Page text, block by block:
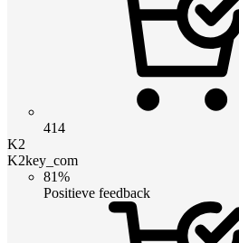
414
K2
K2key_com
81%
Positieve feedback